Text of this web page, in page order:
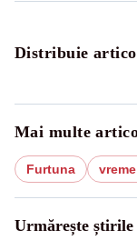
Distribuie
Mai multe
Furtuna
Urmărește știrile